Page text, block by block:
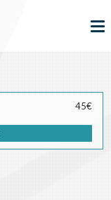
45€